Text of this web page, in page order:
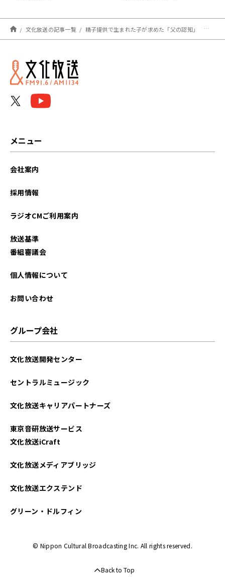
文化放送の記事一覧 精子提供で生まれた子が求めた「父の認知」 最高裁逆転判決を三輪記子が解説
メニュー
会社案内
採用情報
ラジオCMご利用案内
放送基準
番組審議会
個人情報について
お問い合わせ
グループ会社
文化放送開発センター
セントラルミュージック
文化放送キャリアパートナーズ
東京音研放送サービス
文化放送iCraft
文化放送メディアブリッジ
文化放送エクステンド
グリーン・ドルフィン
© Nippon Cultural Broadcasting Inc. All rights reserved.
Back to Top